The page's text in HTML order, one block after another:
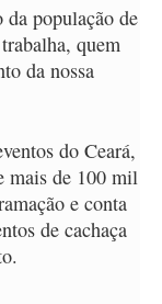
população de
quem
da nossa
do Ceará,
mais de 100 mil
e conta
de cachaça